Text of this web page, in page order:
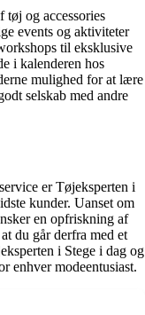
tøj og accessories
events og aktiviteter
til eksklusive
i kalenderen hos
mulighed for at lære
selskab med andre
er Tøjeksperten i
kunder. Uanset om
en opfriskning af
du går derfra med et
i Stege i dag og
enhver modeentusiast.